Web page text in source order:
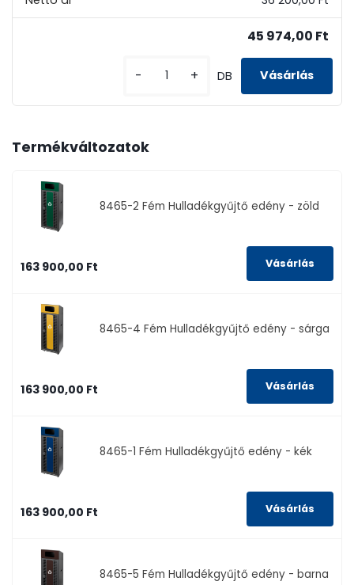
45 974,00 Ft
- + DB
Termékváltozatok
8465-2 Fém Hulladékgyűjtő edény - zöld
163 900,00 Ft
8465-4 Fém Hulladékgyűjtő edény - sárga
163 900,00 Ft
8465-1 Fém Hulladékgyűjtő edény - kék
163 900,00 Ft
8465-5 Fém Hulladékgyűjtő edény - barna